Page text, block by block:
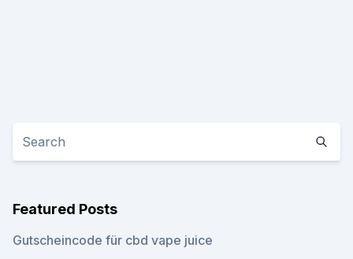
Featured Posts
Gutscheincode für cbd vape juice